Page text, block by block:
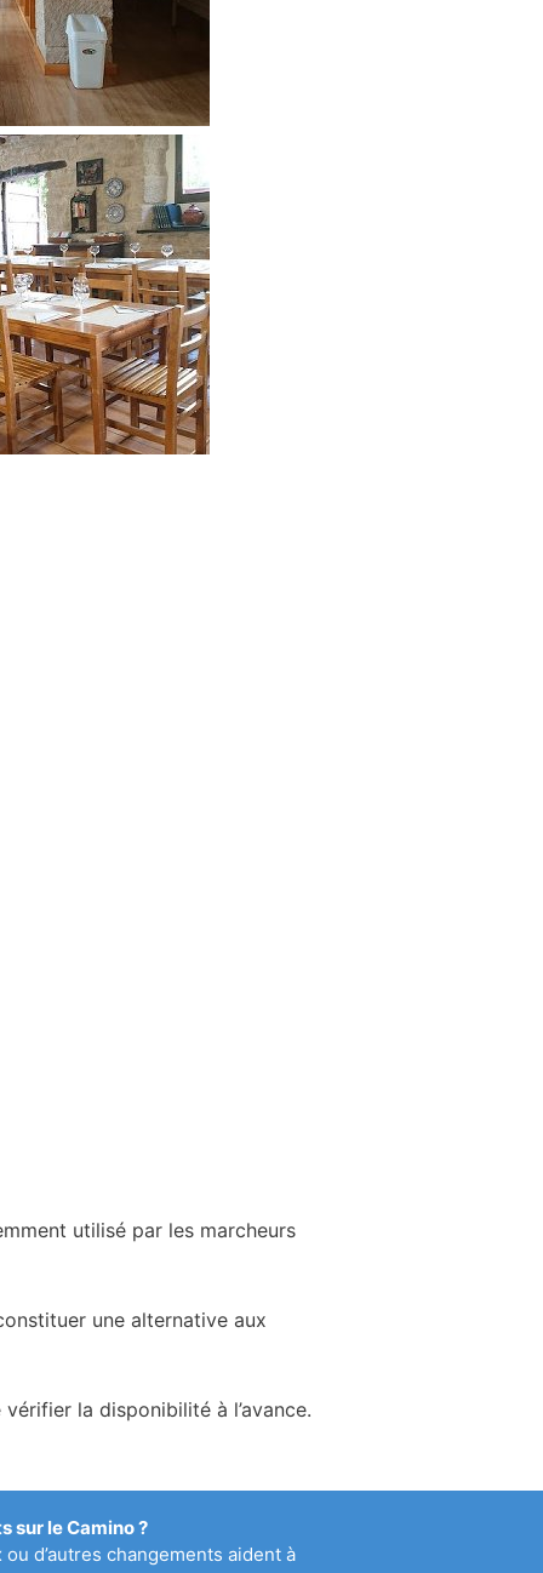
utilisé par les marcheurs
une alternative aux
la disponibilité à l’avance.
sur le Camino ?
d’autres changements aident à